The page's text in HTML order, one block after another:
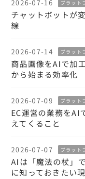
2026-07-16 プラット
チャットボットが
線
2026-07-14 プラット
商品画像をAIで加
から始まる効率化
2026-07-09 プラット
EC運営の業務をAI
えてくること
2026-07-07 プラット
AIは「魔法の杖」
に知っておきたい